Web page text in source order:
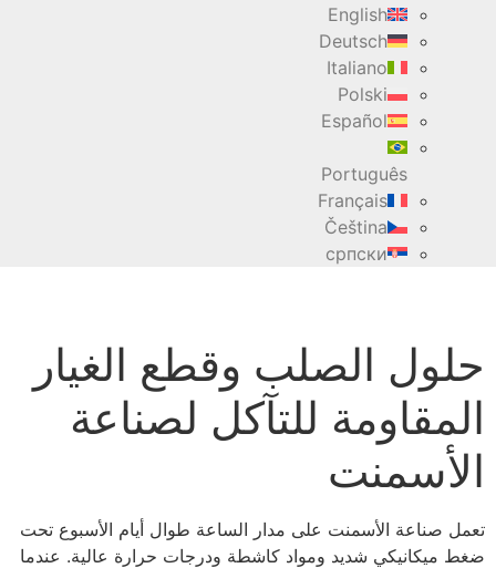
English
Deutsch
Italiano
Polski
Español
Português
Français
Čeština
српски
حلول الصلب وقطع الغيار
المقاومة للتآكل لصناعة
الأسمنت
تعمل صناعة الأسمنت على مدار الساعة طوال أيام الأسبوع تحت
ضغط ميكانيكي شديد ومواد كاشطة ودرجات حرارة عالية. عندما